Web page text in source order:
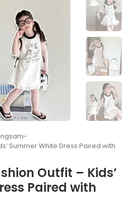
-
Summer White Dress Paired with
Outfit – Kids’
Paired with